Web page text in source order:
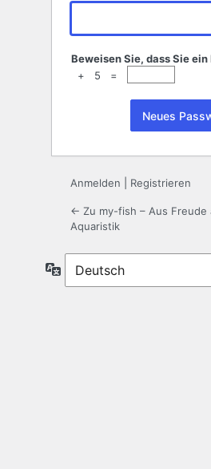
Beweisen Sie, dass Sie
+ 5 =
Anmelden Registrieren
← Zu my-fish – Aus Freude
Aquaristik
Sprache